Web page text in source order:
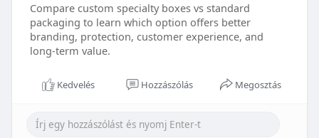
Compare custom specialty boxes vs standard
packaging to learn which option offers better
branding, protection, customer experience, and
long-term value.
Kedvelés Hozzászólás Megosztás